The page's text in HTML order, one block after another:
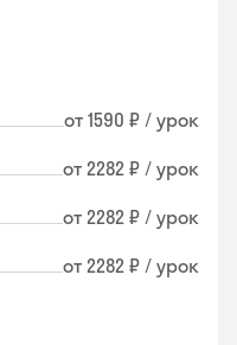
от 1590 ₽ / урок
от 2282 ₽ / урок
от 2282 ₽ / урок
от 2282 ₽ / урок